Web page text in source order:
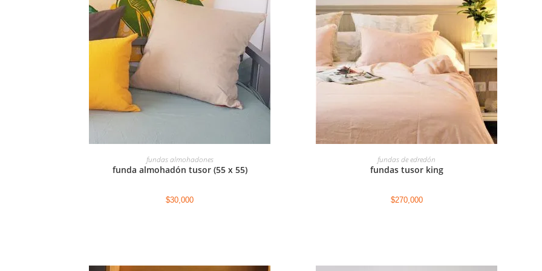
AGREGAR AL CARRITO
fundas almohadones
funda almohadón tusor (55 x 55)
$30,000
AGREGAR AL CARRITO
fundas de edredón
fundas tusor king
$270,000